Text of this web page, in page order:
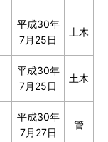
平成30年
7月25日
土木
平成30年
7月25日
土木
平成30年
7月27日
管